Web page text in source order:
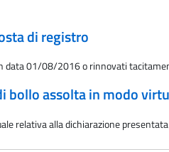
di registro
data 01/08/2016 o rinnovati
bollo assolta in modo
relativa alla dichiarazione